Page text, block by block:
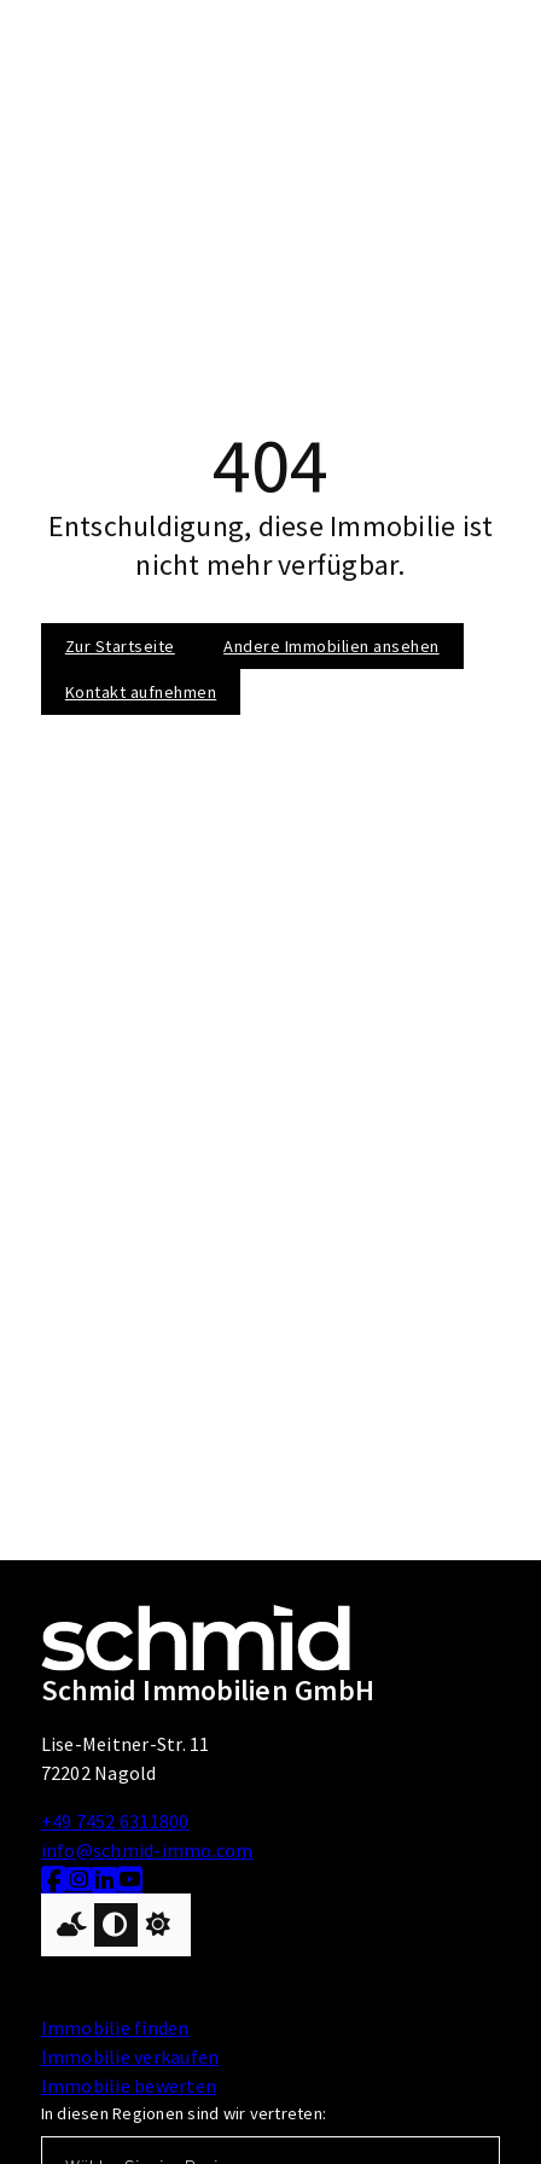
404
Entschuldigung, diese Immobilie ist
nicht mehr verfügbar.
Zur Startseite Andere Immobilien ansehen
Kontakt aufnehmen
Schmid Immobilien GmbH
Lise-Meitner-Str. 11
72202 Nagold
+49 7452 6311800
info@schmid-immo.com
In diesen Regionen sind wir vertreten:
Immobilie finden
Immobilie verkaufen
Immobilie bewerten